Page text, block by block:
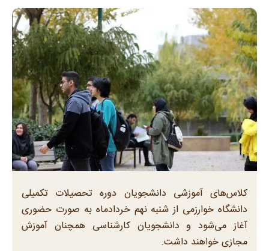
کلاس‌های آموزشی دانشجویان دوره تحصیلات تکمیلی
دانشگاه خوارزمی از شنبه نهم خردادماه به صورت حضوری
آغاز می‌شود و دانشجویان کارشناسی همچنان آموزش
مجازی خواهند داشت.